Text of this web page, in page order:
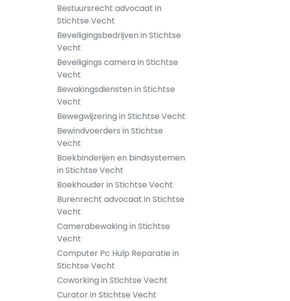
Bestuursrecht advocaat in
Stichtse Vecht
Beveiligingsbedrijven in Stichtse
Vecht
Beveiligings camera in Stichtse
Vecht
Bewakingsdiensten in Stichtse
Vecht
Bewegwijzering in Stichtse Vecht
Bewindvoerders in Stichtse
Vecht
Boekbinderijen en bindsystemen
in Stichtse Vecht
Boekhouder in Stichtse Vecht
Burenrecht advocaat in Stichtse
Vecht
Camerabewaking in Stichtse
Vecht
Computer Pc Hulp Reparatie in
Stichtse Vecht
Coworking in Stichtse Vecht
Curator in Stichtse Vecht